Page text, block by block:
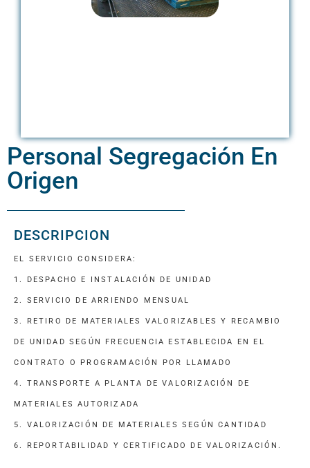
Personal Segregación En
Origen
DESCRIPCION
EL SERVICIO CONSIDERA:
1. DESPACHO E INSTALACIÓN DE UNIDAD
2. SERVICIO DE ARRIENDO MENSUAL
3. RETIRO DE MATERIALES VALORIZABLES Y RECAMBIO
DE UNIDAD SEGÚN FRECUENCIA ESTABLECIDA EN EL
CONTRATO O PROGRAMACIÓN POR LLAMADO
4. TRANSPORTE A PLANTA DE VALORIZACIÓN DE
MATERIALES AUTORIZADA
5. VALORIZACIÓN DE MATERIALES SEGÚN CANTIDAD
6. REPORTABILIDAD Y CERTIFICADO DE VALORIZACIÓN.